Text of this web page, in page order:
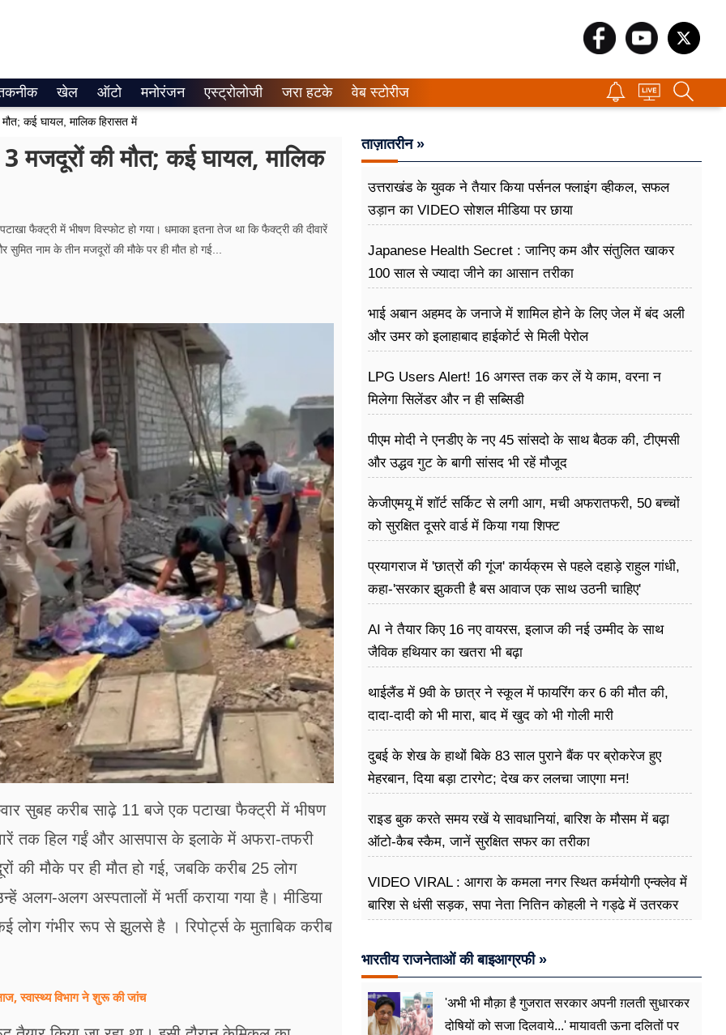
खेल ऑटो मनोरंजन एस्ट्रोलोजी जरा हटके वेब स्टोरीज
कई घायल, मालिक हिरासत में
3 मजदूरों की मौत; कई घायल, मालिक
फैक्ट्री में भीषण विस्फोट हो गया। धमाका इतना तेज था कि फैक्ट्री की दीवारें
नाम के तीन मजदूरों की मौके पर ही मौत हो गई...
सुबह करीब साढ़े 11 बजे एक पटाखा फैक्ट्री में भीषण
तक हिल गईं और आसपास के इलाके में अफरा-तफरी
की मौके पर ही मौत हो गई, जबकि करीब 25 लोग
अलग-अलग अस्पतालों में भर्ती कराया गया है। मीडिया
लोग गंभीर रूप से झुलसे है । रिपोर्ट्स के मुताबिक करीब
स्वास्थ्य विभाग ने शुरू की जांच
ताज़ातरीन »
उत्तराखंड के युवक ने तैयार किया पर्सनल फ्लाइंग व्हीकल, सफल
उड़ान का VIDEO सोशल मीडिया पर छाया
Japanese Health Secret : जानिए कम और संतुलित खाकर
100 साल से ज्यादा जीने का आसान तरीका
भाई अबान अहमद के जनाजे में शामिल होने के लिए जेल में बंद अली
और उमर को इलाहाबाद हाईकोर्ट से मिली पेरोल
LPG Users Alert! 16 अगस्त तक कर लें ये काम, वरना न
मिलेगा सिलेंडर और न ही सब्सिडी
पीएम मोदी ने एनडीए के नए 45 सांसदो के साथ बैठक की, टीएमसी
और उद्धव गुट के बागी सांसद भी रहें मौजूद
केजीएमयू में शॉर्ट सर्किट से लगी आग, मची अफरातफरी, 50 बच्चों
को सुरक्षित दूसरे वार्ड में किया गया शिफ्ट
प्रयागराज में 'छात्रों की गूंज' कार्यक्रम से पहले दहाड़े राहुल गांधी,
कहा-'सरकार झुकती है बस आवाज एक साथ उठनी चाहिए'
AI ने तैयार किए 16 नए वायरस, इलाज की नई उम्मीद के साथ
जैविक हथियार का खतरा भी बढ़ा
थाईलैंड में 9वी के छात्र ने स्कूल में फायरिंग कर 6 की मौत की,
दादा-दादी को भी मारा, बाद में खुद को भी गोली मारी
दुबई के शेख के हाथों बिके 83 साल पुराने बैंक पर ब्रोकरेज हुए
मेहरबान, दिया बड़ा टारगेट; देख कर ललचा जाएगा मन!
राइड बुक करते समय रखें ये सावधानियां, बारिश के मौसम में बढ़ा
ऑटो-कैब स्कैम, जानें सुरक्षित सफर का तरीका
VIDEO VIRAL : आगरा के कमला नगर स्थित कर्मयोगी एन्क्लेव में
बारिश से धंसी सड़क, सपा नेता नितिन कोहली ने गड्ढे में उतरकर
भारतीय राजनेताओं की बाइआग्रफी »
'अभी भी मौक़ा है गुजरात सरकार अपनी ग़लती सुधारकर
दोषियों को सजा दिलवाये...' मायावती ऊना दलितों पर